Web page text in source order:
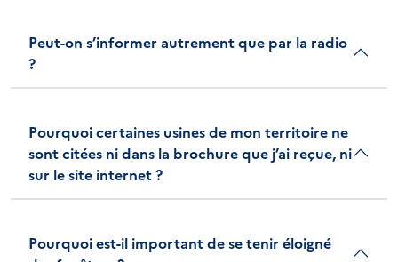
Peut-on s’informer autrement que par la radio
?
Pourquoi certaines usines de mon territoire ne
sont citées ni dans la brochure que j’ai reçue, ni
sur le site internet ?
Pourquoi est-il important de se tenir éloigné